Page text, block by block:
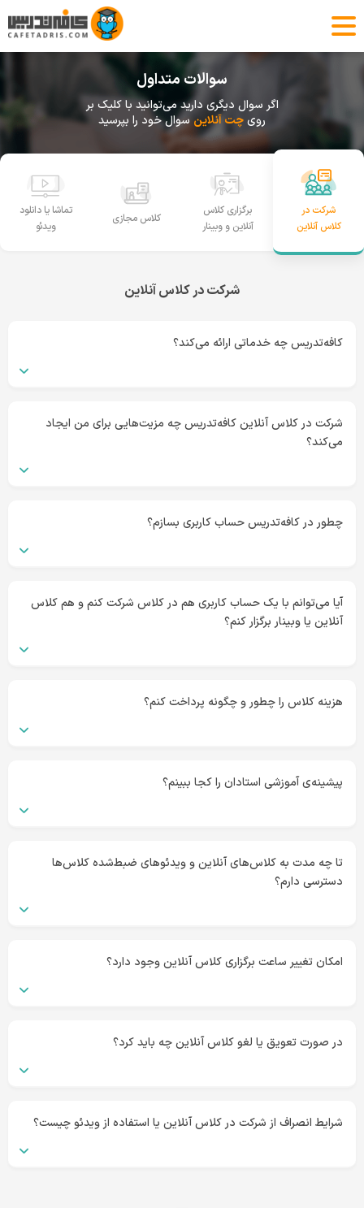
سوالات متداول
اگر سوال دیگری دارید می‌توانید با کلیک بر
رویچت آنلاین سوال خود را بپرسید
شرکت در
کلاس آنلاین
برگزاری کلاس
آنلاین و وبینار
کلاس مجازی
تماشا یا دانلود
ویدئو
شرکت در کلاس آنلاین
کافه‌تدریس چه خدماتی ارائه می‌کند؟
شرکت در کلاس آنلاین کافه‌تدریس چه مزیت‌هایی برای من ایجاد
می‌کند؟
چطور در کافه‌تدریس حساب کاربری بسازم؟
آیا می‌توانم با یک حساب کاربری هم در کلاس شرکت کنم و هم کلاس
آنلاین یا وبینار برگزار کنم؟
هزینه کلاس را چطور و چگونه پرداخت کنم؟
پیشینه‌ی آموزشی استادان را کجا ببینم؟
تا چه مدت به کلاس‌های آنلاین و ویدئوهای ضبط‌شده کلاس‌ها
دسترسی دارم؟
امکان تغییر ساعت برگزاری کلاس آنلاین وجود دارد؟
در صورت تعویق یا لغو کلاس آنلاین چه باید کرد؟
شرایط انصراف از شرکت در کلاس آنلاین یا استفاده از ویدئو چیست؟